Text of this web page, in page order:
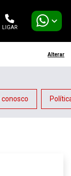
LIGAR
Alterar